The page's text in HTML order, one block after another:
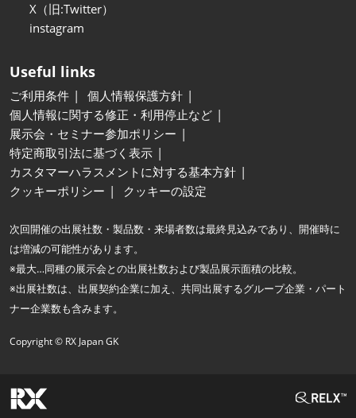
X（旧:Twitter）
instagram
Useful links
ご利用条件
個人情報保護方針
個人情報に関する修正・利用停止など
展示会・セミナー参加ポリシー
特定商取引法に基づく表示
カスタマーハラスメントに対する基本方針
クッキーポリシー
クッキーの設定
次回開催の出展社数・製品数・来場者数は最終見込みであり、開催時に
は増減の可能性があります。
※最大…同種の展示会との出展社数および製品展示面積の比較。
※出展社数は、出展契約企業に加え、共同出展するグループ企業・パート
ナー企業数も含みます。
Copyright © RX Japan GK